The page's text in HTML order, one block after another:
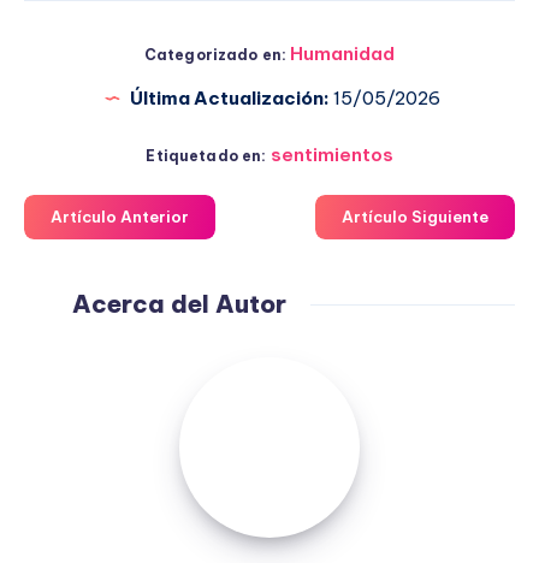
Categorizado en: Humanidad
Última Actualización: 15/05/2026
Etiquetado en: sentimientos
Artículo Anterior Artículo Siguiente
Acerca del Autor